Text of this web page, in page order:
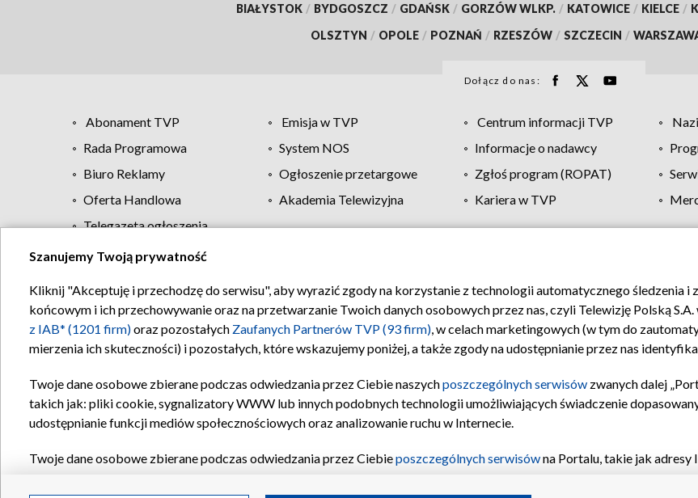
BIAŁYSTOK / BYDGOSZCZ / GDAŃSK / GORZÓW WLKP. / KATOWICE / KIELCE /
OLSZTYN / OPOLE / POZNAŃ / RZESZÓW / SZCZECIN /
Dołącz do nas:
Abonament TVP Emisja w TVP Centrum informacji TVP
Rada Programowa
System NOS Informacje o nadawcy
Biuro Reklamy
Ogłoszenie przetargowe Zgłoś program (ROPAT)
Oferta Handlowa
Akademia Telewizyjna Kariera w TVP
Telegazeta ogłoszenia
Regulamin TVP Polityka prywatności Moje zgody Pomoc
Szanujemy Twoją prywatność
Kliknij "Akceptuję i przechodzę do serwisu", aby wyrazić zgody na korzystanie z technologii automatycznego śledzenia
końcowym i ich przechowywanie oraz na przetwarzanie Twoich danych osobowych przez nas, czyli Telewizję Polską
z IAB* (1201 firm)oraz pozostałych Zaufanych Partnerów TVP (93 firm), w celach marketingowych (w tym do
mierzenia ich skuteczności) i pozostałych, które wskazujemy poniżej, a także zgody na udostępnianie przez nas
Twoje dane osobowe zbierane podczas odwiedzania przez Ciebie naszychposzczególnych serwisów zwanych dalej
takich jak: pliki cookie, sygnalizatory WWW lub innych podobnych technologii umożliwiających świadczenie
udostępnianie funkcji mediów społecznościowych oraz analizowanie ruchu w Internecie.
Twoje dane osobowe zbierane podczas odwiedzania przez Ciebieposzczególnych serwisówna Portalu, takie jak